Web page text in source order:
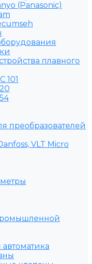
(Panasonic)
плавного
101
преобразователей
VLT Micro